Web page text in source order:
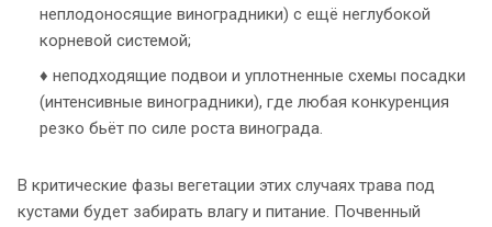
неплодоносящие виноградники) с ещё неглубокой
корневой системой;
♦ неподходящие подвои и уплотненные схемы посадки
(интенсивные виноградники), где любая конкуренция
резко бьёт по силе роста винограда.
В критические фазы вегетации этих случаях трава под
кустами будет забирать влагу и питание. Почвенный